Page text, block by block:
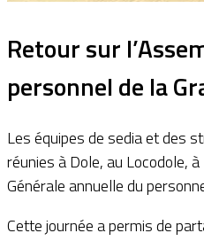
Retour sur
personnel de la
Les équipes de sedia et des
réunies à Dole, au Locodole, à
Générale annuelle du
Cette journée a permis de